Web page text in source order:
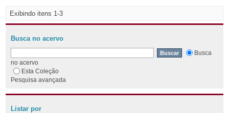
Exibindo itens 1-3
Busca no acervo
Busca
no acervo
Esta Coleção
Pesquisa avançada
Listar por